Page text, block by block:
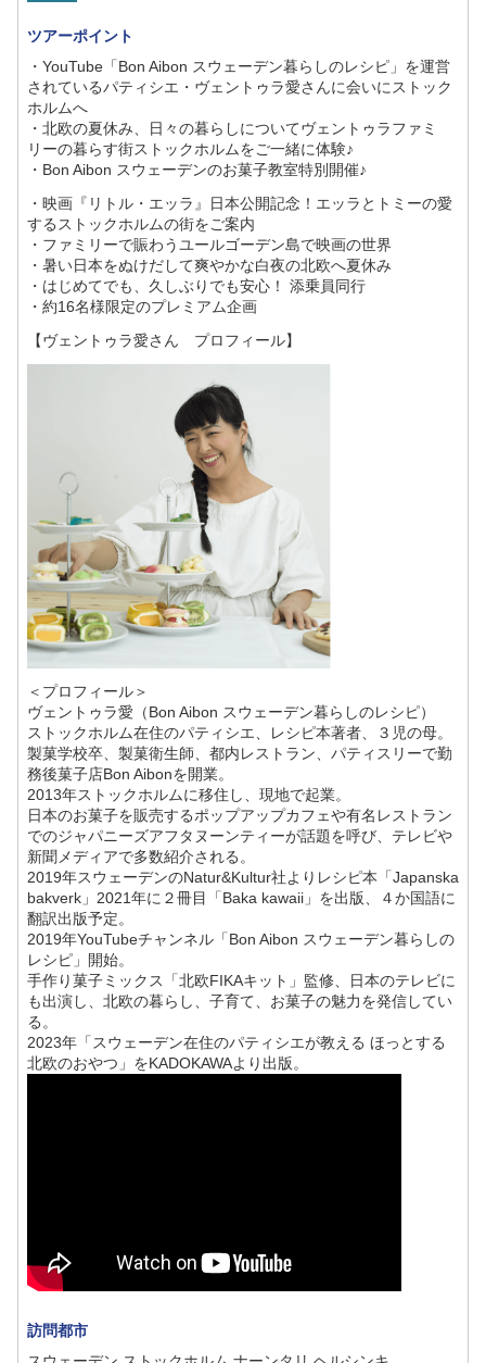
ツアーポイント
・YouTube「Bon Aibon スウェーデン暮らしのレシピ」を運営
されているパティシエ・ヴェントゥラ愛さんに会いにストック
ホルムへ
・北欧の夏休み、日々の暮らしについてヴェントゥラファミ
リーの暮らす街ストックホルムをご一緒に体験♪
・Bon Aibon スウェーデンのお菓子教室特別開催♪
・映画『リトル・エッラ』日本公開記念！エッラとトミーの愛
するストックホルムの街をご案内
・ファミリーで賑わうユールゴーデン島で映画の世界
・暑い日本をぬけだして爽やかな白夜の北欧へ夏休み
・はじめてでも、久しぶりでも安心！ 添乗員同行
・約16名様限定のプレミアム企画
【ヴェントゥラ愛さん プロフィール】
＜プロフィール＞
ヴェントゥラ愛（Bon Aibon スウェーデン暮らしのレシピ）
ストックホルム在住のパティシエ、レシピ本著者、３児の母。
製菓学校卒、製菓衛生師、都内レストラン、パティスリーで勤
務後菓子店Bon Aibonを開業。
2013年ストックホルムに移住し、現地で起業。
日本のお菓子を販売するポップアップカフェや有名レストラン
でのジャパニーズアフタヌーンティーが話題を呼び、テレビや
新聞メディアで多数紹介される。
2019年スウェーデンのNatur&Kultur社よりレシピ本「Japanska
bakverk」2021年に２冊目「Baka kawaii」を出版、４か国語に
翻訳出版予定。
2019年YouTubeチャンネル「Bon Aibon スウェーデン暮らしの
レシピ」開始。
手作り菓子ミックス「北欧FIKAキット」監修、日本のテレビに
も出演し、北欧の暮らし、子育て、お菓子の魅力を発信してい
る。
2023年「スウェーデン在住のパティシエが教える ほっとする
北欧のおやつ」をKADOKAWAより出版。
訪問都市